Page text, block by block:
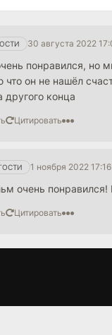
30 августа 2022
понравился, но
что он не нашёл
другого конца
Цитировать
1 ноября 2022 17:16
очень
Цитировать
Аватар: Путь воды